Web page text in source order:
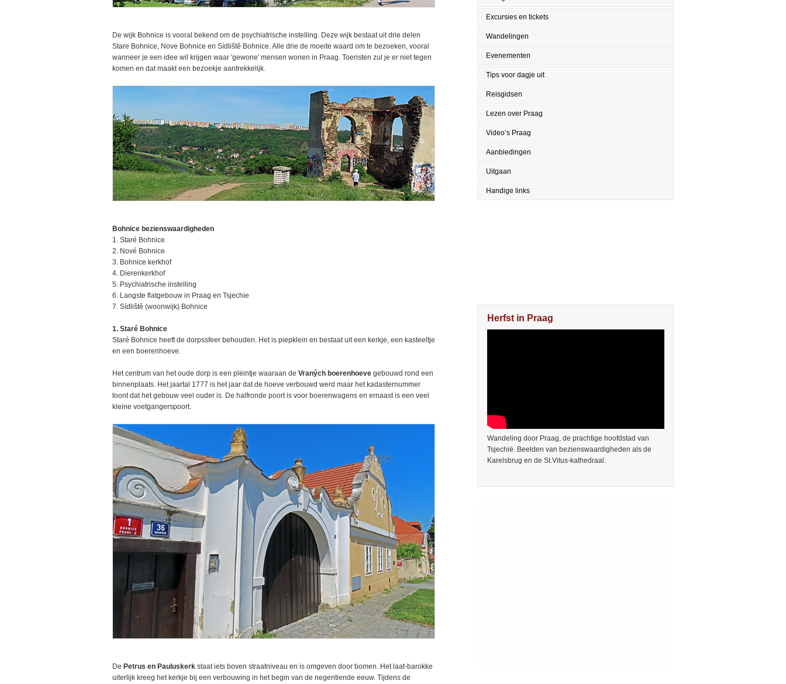
De wijk Bohnice is vooral bekend om de psychiatrische instelling. Deze wijk bestaat uit drie delen
Stare Bohnice, Nove Bohnice en Sídliště Bohnice. Alle drie de moeite waard om te bezoeken, vooral
wanneer je een idee wil krijgen waar 'gewone' mensen wonen in Praag. Toeristen zul je er niet tegen
komen en dat maakt een bezoekje aantrekkelijk.
Bohnice bezienswaardigheden
1. Staré Bohnice
2. Nové Bohnice
3. Bohnice kerkhof
4. Dierenkerkhof
5. Psychiatrische instelling
6. Langste flatgebouw in Praag en Tsjechie
7. Sídliště (woonwijk) Bohnice
1. Staré Bohnice
Staré Bohnice heeft de dorpssfeer behouden. Het is piepklein en bestaat uit een kerkje, een kasteeltje
en een boerenhoeve.
Het centrum van het oude dorp is een pleintje waaraan de Vraných boerenhoeve gebouwd rond een
binnenplaats. Het jaartal 1777 is het jaar dat de hoeve verbouwd werd maar het kadasternummer
toont dat het gebouw veel ouder is. De halfronde poort is voor boerenwagens en ernaast is een veel
kleine voetgangerspoort.
De Petrus en Pauluskerk staat iets boven straatniveau en is omgeven door bomen. Het laat-barokke
uiterlijk kreeg het kerkje bij een verbouwing in het begin van de negentiende eeuw. Tijdens de
Excursies en tickets
Wandelingen
Evenementen
Tips voor dagje uit
Reisgidsen
Lezen over Praag
Video’s Praag
Aanbiedingen
Uitgaan
Handige links
Herfst in Praag
Wandeling door Praag, de prachtige hoofdstad van
Tsjechië. Beelden van bezienswaardigheden als de
Karelsbrug en de St.Vitus-kathedraal.